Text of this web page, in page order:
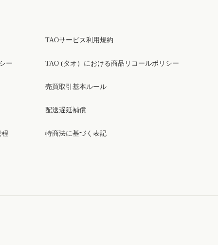
ー
TAOサービス利用規約
TAO (タオ）における商品リコールポリシー
売買取引基本ルール
配送遅延補償
特商法に基づく表記